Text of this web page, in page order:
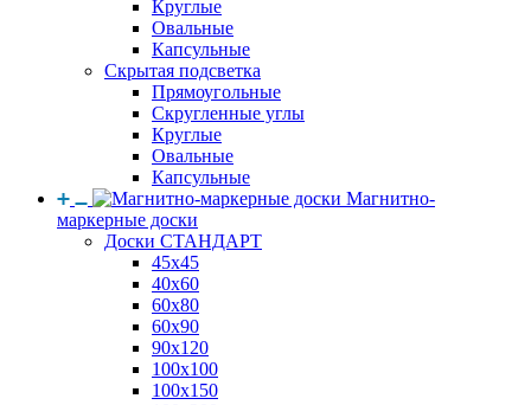
Круглые
Овальные
Капсульные
Скрытая подсветка
Прямоугольные
Скругленные углы
Круглые
Овальные
Капсульные
Магнитно-
маркерные доски
Доски СТАНДАРТ
45x45
40x60
60x80
60x90
90x120
100x100
100x150